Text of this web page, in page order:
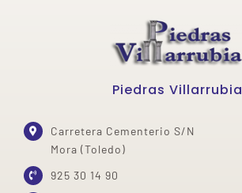
Piedras Villarrubia
Carretera Cementerio S/N
Mora (Toledo)
925 30 14 90